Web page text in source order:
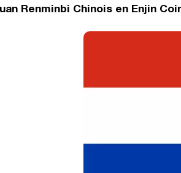
Renminbi Chinois en Enjin